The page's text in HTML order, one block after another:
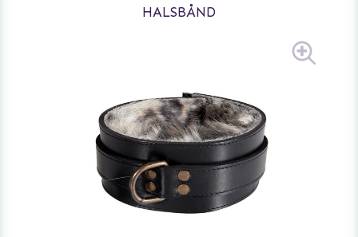
HALSBÅND